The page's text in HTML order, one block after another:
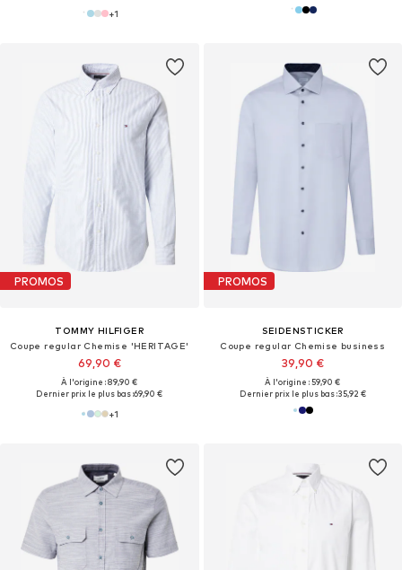
+1
PROMOS
TOMMY HILFIGER
Coupe regular Chemise 'HERITAGE'
69,90 €
À l'origine : 89,90 €
Dernier prix le plus bas :69,90 €
+1
PROMOS
SEIDENSTICKER
Coupe regular Chemise business
39,90 €
À l'origine : 59,90 €
Dernier prix le plus bas :35,92 €